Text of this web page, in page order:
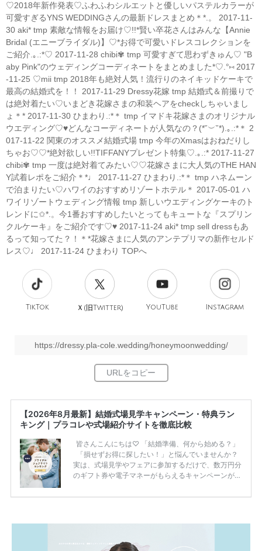
♡2018年新作発表♡ふわふわシルエットと優しいパステルカラーが
可愛すぎるYNS WEDDINGさんの最新ドレスまとめ＊*.。 2017-11-
30 aki* tmp 素敵な情報をお届け♡!!*賢い卒花さんはみんな【Annie
Bridal (エニーブライダル)】♡*お得で可愛いドレスコレクションを
ご紹介.｡.:*♡ 2017-11-28 chibi✾ tmp 可愛すぎて思わずきゅん♡ "B
aby Pink"のウェディングコーディネートをまとめました*♡.°⑅ 2017
-11-25 ♡mii tmp 2018年も絶対人気！流行りのネイキッドケーキで
最高の結婚式を！！ 2017-11-29 Dressy花嫁 tmp 結婚式＆前撮りで
は絶対着たい♡いまどき花嫁さまの和装ヘアをcheckしちゃいまし
ょ＊* 2017-11-30 ひまわり.:*＊ tmp イマドキ花嫁さまのオリジナル
ウエディング♡♥どんなコーディネートが人気なの？(*˘︶˘*).｡.:*＊ 2
017-11-22 関東のオススメ結婚式場 tmp 今年のXmasはおねだりし
ちゃお♡♡*絶対欲しい!!TIFFANYプレゼント特集♡.｡.:* 2017-11-27
chibi✾ tmp 一度は絶対着てみたい♡♡花嫁さまに大人気のTHE HAN
Y試着レポをご紹介＊*♩ 2017-11-27 ひまわり.:*＊ tmp ハネムーン
で泊まりたい♡ハワイのおすすめリゾートホテル＊ 2017-05-01 ハ
ワイリゾートウェディング情報 tmp 新しいウエディングケーキのト
レンドに✩*.。今1番おすすめしたいとってもキュートな『スプリン
クルケーキ』をご紹介です♡♥ 2017-11-24 aki* tmp sell dressもあ
るって知ってた？！＊*花嫁さまに人気のアンテプリマの新作セルド
レス♡♩ 2017-11-24 ひまわり TOPへ
TikTok Ｘ(旧Twitter) YouTube Instagram
https://dressy.pla-cole.wedding/honeymoonwedding/
【2026年8月最新】結婚式場見学キャンペーン・特典ラン
キング｜プラコレや式場紹介サイトを徹底比較
皆さんこんにちは♡ 「結婚準備、何から始める？」
「損せずお得に探したい！」と悩んでいませんか？
実は、式場見学やフェアに参加するだけで、数万円分
のギフト券や電子マネーがもらえるキャンペーンがあ
ため、比較せずに選ぶと損をしてしまうことも……。
一番お得？」「プラコレの特典は？」といった疑問も